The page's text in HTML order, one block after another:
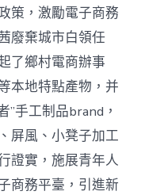
策，激勵電子商務
廢棄城市白領任
了鄉村電商辦事
本地特點產物，并
”手工制品brand，
屏風、小凳子加工
證實，施展青年人
商務平臺，引進新